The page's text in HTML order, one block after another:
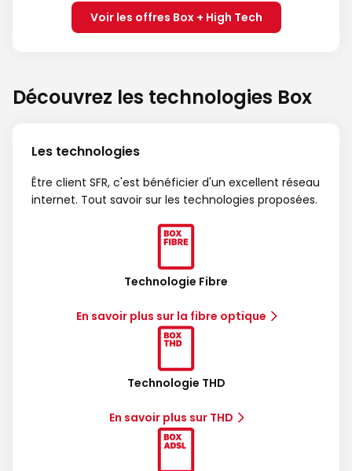
Voir les offres Box + High Tech
Découvrez les technologies Box
Les technologies
Être client SFR, c'est bénéficier d'un excellent réseau
internet. Tout savoir sur les technologies proposées.
Technologie Fibre
En savoir plus sur la fibre optique
Technologie THD
En savoir plus sur THD